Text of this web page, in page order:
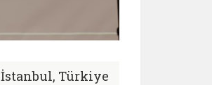
İstanbul, Türkiye